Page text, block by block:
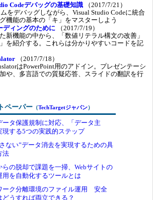
Codeデバッグの基礎知識 （2017/7/21）
をデバッグしながら、Visual Studio Codeに統合
機能の基本の「キ」をマスターしよう
ィングのために （2017/7/19）
新機能の中から、「数値リテラル構文の改善」
を紹介する。これらは分かりやすいコードを記
（2017/7/18）
はPowerPoint用のアドイン。プレゼンテーシ
や、多言語での質疑応答、スライドの翻訳を行
ペーパー （TechTargetジャパン）
ータ保護規制に対応、「データ主
現する5つの実践的ステップ
ない”データ消去を実現するための具
法
らの脱却で課題を一掃、Webサイトの
用を自動化するツールとは
ーク分離環境のファイル運用 安全
どうすれば両立できる？